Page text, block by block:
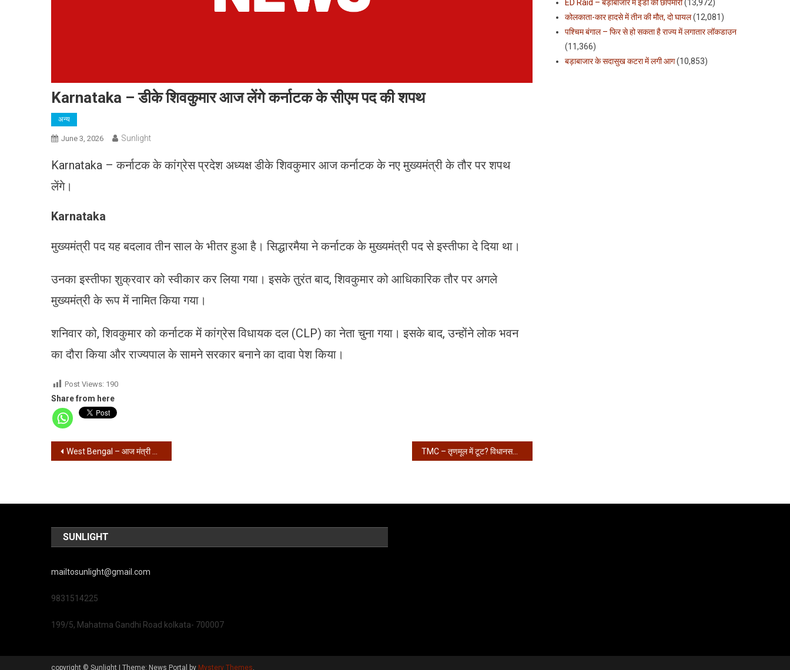
Karnataka – डीके शिवकुमार आज लेंगे कर्नाटक के सीएम पद की शपथ
अन्य
June 3, 2026 Sunlight
Karnataka – कर्नाटक के कांग्रेस प्रदेश अध्यक्ष डीके शिवकुमार आज कर्नाटक के नए मुख्यमंत्री के तौर पर शपथ
लेंगे।
Karnataka
मुख्यमंत्री पद यह बदलाव तीन साल के भीतर हुआ है। सिद्धारमैया ने कर्नाटक के मुख्यमंत्री पद से इस्तीफा दे दिया था।
उनका इस्तीफा शुक्रवार को स्वीकार कर लिया गया। इसके तुरंत बाद, शिवकुमार को आधिकारिक तौर पर अगले
मुख्यमंत्री के रूप में नामित किया गया।
शनिवार को, शिवकुमार को कर्नाटक में कांग्रेस विधायक दल (CLP) का नेता चुना गया। इसके बाद, उन्होंने लोक भवन
का दौरा किया और राज्यपाल के सामने सरकार बनाने का दावा पेश किया।
Post Views: 190
Share from here
Post
West Bengal – आज मंत्री सभा की बैठक, दिए जाएंगे विभाग TMC – तृणमूल में टूट? विधानसभा पहुँचे ऋतब्रत, 60 विधायकों…
ED Raid – बड़ाबाजार में ईडी की छापेमारी(13,972)
कोलकाता-कार हादसे में तीन की मौत, दो घायल(12,081)
पश्चिम बंगाल – फिर से हो सकता है राज्य में लगातार लॉकडाउन
(11,366)
बड़ाबाजार के सदासुख कटरा में लगी आग(10,853)
SUNLIGHT
mailtosunlight@gmail.com
9831514225
199/5, Mahatma Gandhi Road kolkata- 700007
copyright © Sunlight | Theme: News Portal by Mystery Themes.